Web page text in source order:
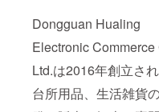
Dongguan Hualing
Electronic Commerce
Ltd.は2016年創立され
台所用品、生活雑貨